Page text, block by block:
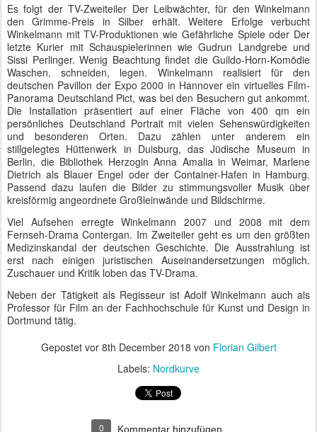
Es folgt der TV-Zweiteiler Der Leibwächter, für den Winkelmann
den Grimme-Preis in Silber erhält. Weitere Erfolge verbucht
Winkelmann mit TV-Produktionen wie Gefährliche Spiele oder Der
letzte Kurier mit Schauspielerinnen wie Gudrun Landgrebe und
Sissi Perlinger. Wenig Beachtung findet die Guildo-Horn-Komödie
Waschen, schneiden, legen. Winkelmann realisiert für den
deutschen Pavillon der Expo 2000 in Hannover ein virtuelles Film-
Panorama Deutschland Pict, was bei den Besuchern gut ankommt.
Die Installation präsentiert auf einer Fläche von 400 qm ein
persönliches Deutschland Portrait mit vielen Sehenswürdigkeiten
und besonderen Orten. Dazu zählen unter anderem ein
stillgelegtes Hüttenwerk in Duisburg, das Jüdische Museum in
Berlin, die Bibliothek Herzogin Anna Amalia in Weimar, Marlene
Dietrich als Blauer Engel oder der Container-Hafen in Hamburg.
Passend dazu laufen die Bilder zu stimmungsvoller Musik über
kreisförmig angeordnete Großleinwände und Bildschirme.
Viel Aufsehen erregte Winkelmann 2007 und 2008 mit dem
Fernseh-Drama Contergan. Im Zweiteiler geht es um den größten
Medizinskandal der deutschen Geschichte. Die Ausstrahlung ist
erst nach einigen juristischen Auseinandersetzungen möglich.
Zuschauer und Kritik loben das TV-Drama.
Neben der Tätigkeit als Regisseur ist Adolf Winkelmann auch als
Professor für Film an der Fachhochschule für Kunst und Design in
Dortmund tätig.
Gepostet vor 8th December 2018 von Florian Gilbert
Labels: Nordkurve
0 Kommentar hinzufügen